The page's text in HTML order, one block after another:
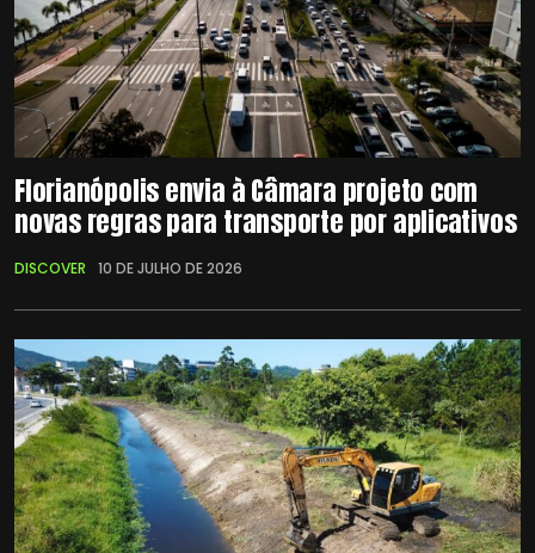
Florianópolis envia à Câmara projeto com
novas regras para transporte por aplicativos
DISCOVER 10 DE JULHO DE 2026